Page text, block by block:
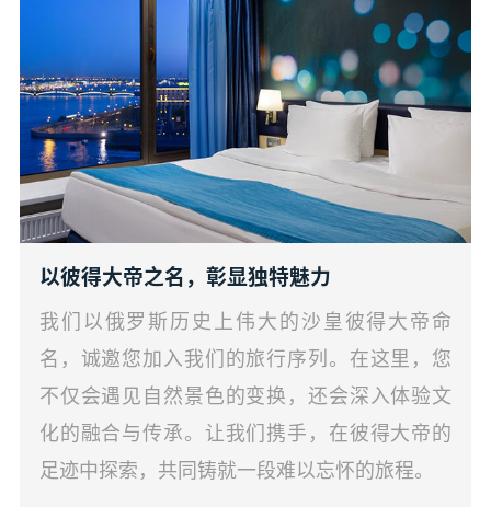
以彼得大帝之名，彰显独特魅力
我们以俄罗斯历史上伟大的沙皇彼得大帝命
名，诚邀您加入我们的旅行序列。在这里，您
不仅会遇见自然景色的变换，还会深入体验文
化的融合与传承。让我们携手，在彼得大帝的
足迹中探索，共同铸就一段难以忘怀的旅程。